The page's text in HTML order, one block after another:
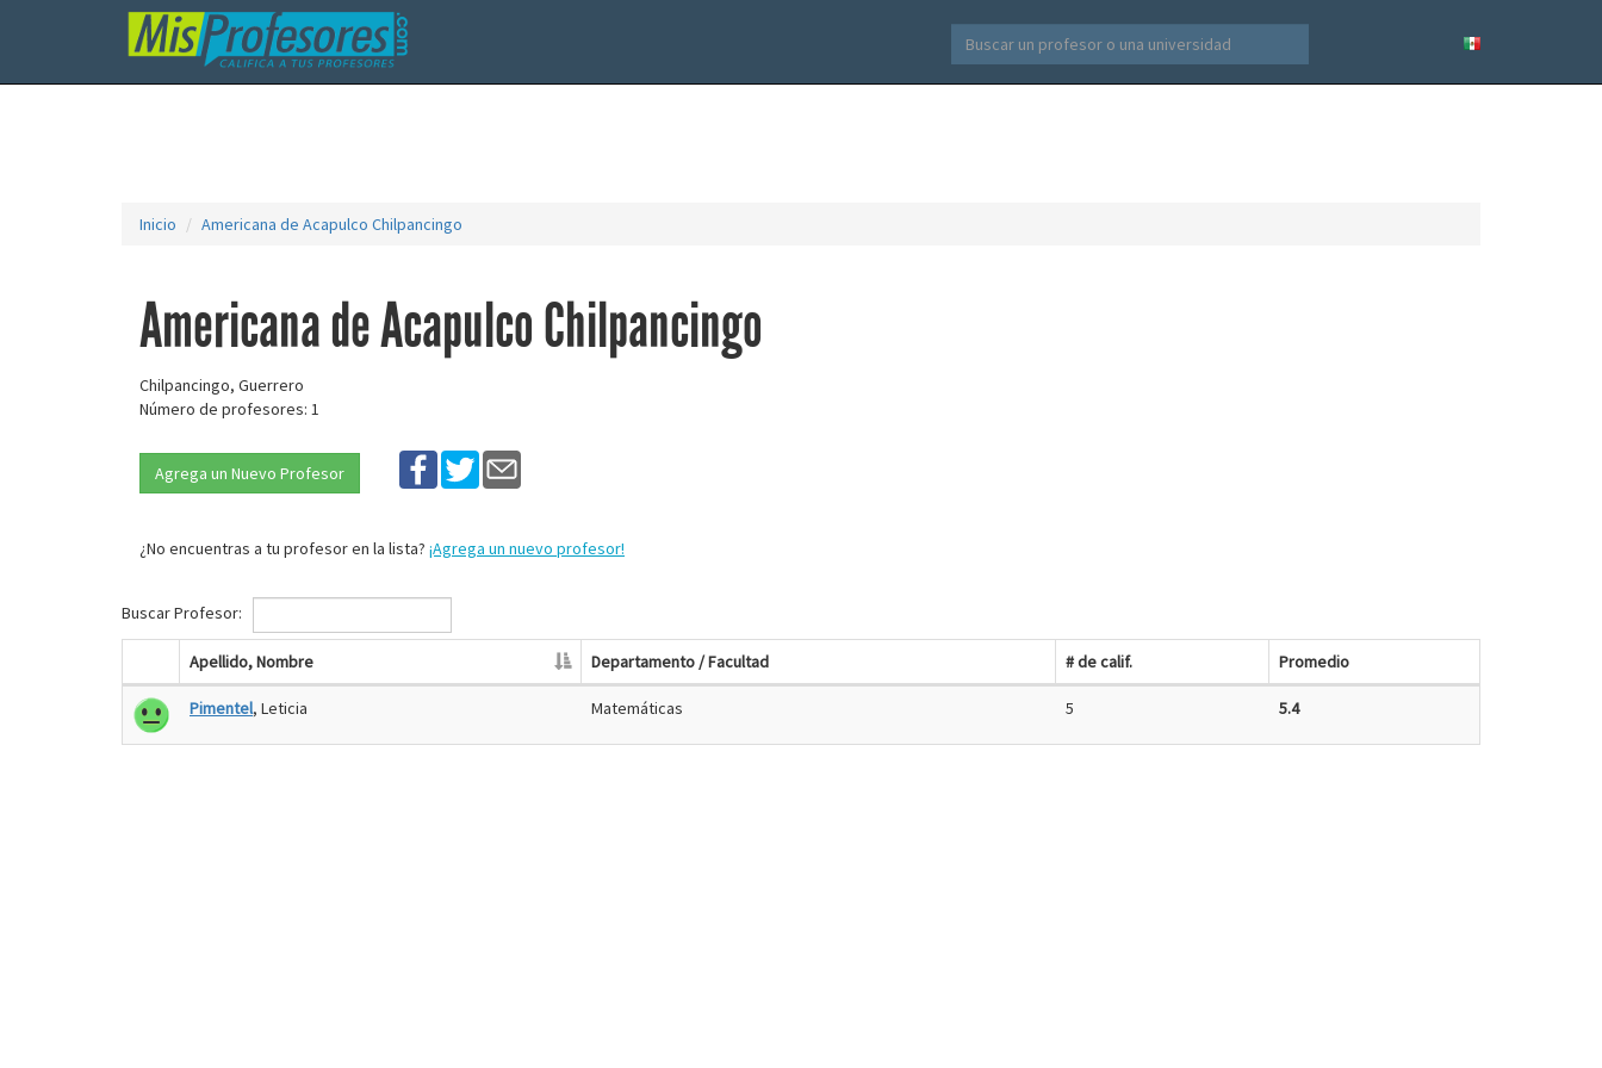
Inicio Americana de Acapulco Chilpancingo
Americana de Acapulco Chilpancingo
Chilpancingo, Guerrero
Número de profesores: 1
Agrega un Nuevo Profesor
¿No encuentras a tu profesor en la lista? ¡Agrega un nuevo profesor!
Buscar Profesor:
Apellido, Nombre Departamento / Facultad # de calif. Promedio
Pimentel, Leticia Matemáticas 5 5.4